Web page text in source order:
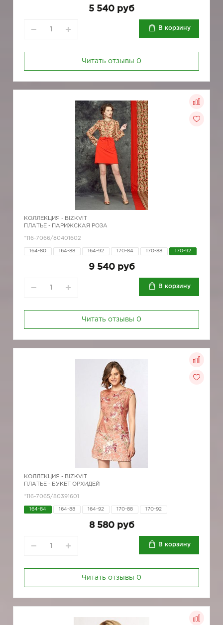
5 540 руб
В корзину
Читать отзывы 0
КОЛЛЕКЦИЯ - BIZKVIT
ПЛАТЬЕ - ПАРИЖСКАЯ РОЗА
*116-7066/80401602
164-80 164-88 164-92 170-84 170-88 170-92
9 540 руб
В корзину
Читать отзывы 0
КОЛЛЕКЦИЯ - BIZKVIT
ПЛАТЬЕ - БУКЕТ ОРХИДЕЙ
*116-7065/80391601
164-84 164-88 164-92 170-88 170-92
8 580 руб
В корзину
Читать отзывы 0